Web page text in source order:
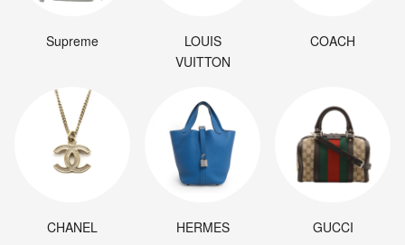
Supreme
LOUIS
VUITTON
COACH
CHANEL HERMES GUCCI